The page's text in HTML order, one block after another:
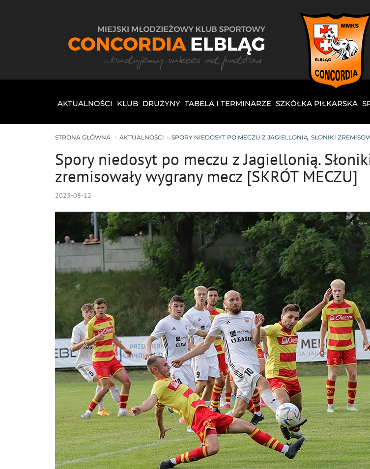
AKTUALNOŚCI KLUB DRUŻYNY TABELA I TERMINARZE SZKÓŁKA PIŁKARSKA
STRONA GŁÓWNA AKTUALNOŚCI SPORY NIEDOSYT PO MECZU Z JAGIELLONIĄ. SŁONIKI
Spory niedosyt po meczu z Jagiellonią.
zremisowały wygrany mecz [SKRÓT MECZU]
2023-08-12